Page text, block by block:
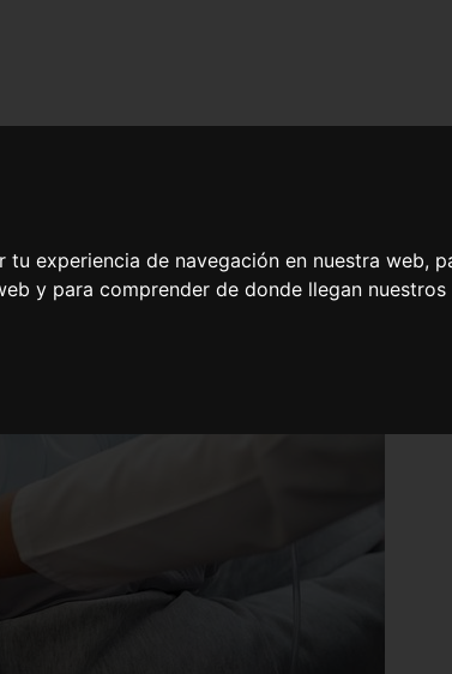
experiencia de navegación en nuestra web,
y para comprender de donde llegan